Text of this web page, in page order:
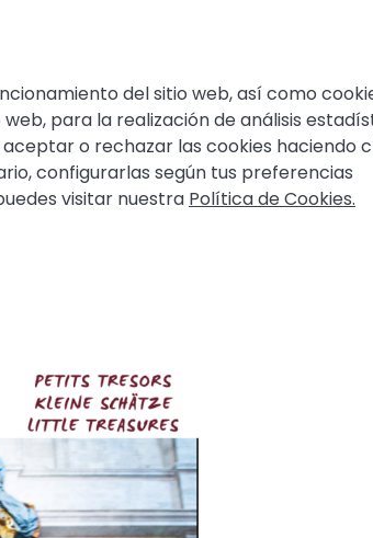
DRAC ALQUILA TU PROPIEDAD BLOG
del sitio web, así como
para la realización de análisis
o rechazar las cookies haciendo
configurarlas según tus preferencias
visitar nuestra Política de Cookies.